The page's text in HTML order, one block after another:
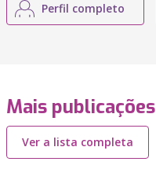
Perfil completo
Mais
Ver a lista completa